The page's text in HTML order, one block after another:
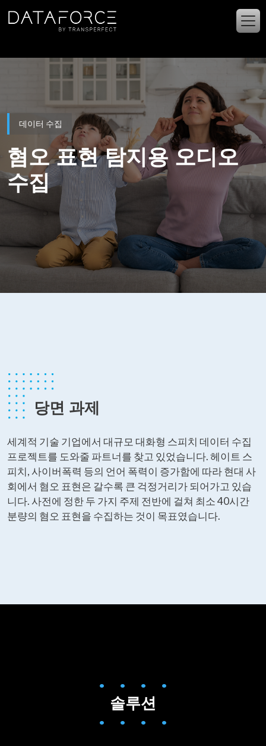
데이터 수집
혐오 표현 탐지용 오디오
수집
당면 과제
세계적 기술 기업에서 대규모 대화형 스피치 데이터 수집
프로젝트를 도와줄 파트너를 찾고 있었습니다. 헤이트 스
피치, 사이버폭력 등의 언어 폭력이 증가함에 따라 현대 사
회에서 혐오 표현은 갈수록 큰 걱정거리가 되어가고 있습
니다. 사전에 정한 두 가지 주제 전반에 걸쳐 최소 40시간
분량의 혐오 표현을 수집하는 것이 목표였습니다.
• • • •
솔루션
• • • •